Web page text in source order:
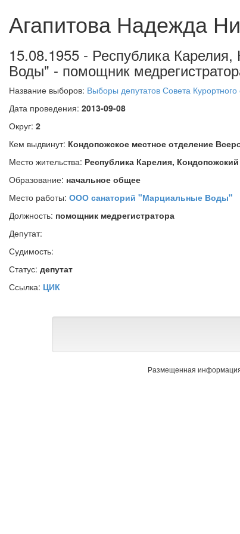
Агапитова Надежда
15.08.1955 - Республика
Воды" - помощник
Название выборов: Выборы депутатов Совета Курортного
Дата проведения: 2013-09-08
Округ: 2
Кем выдвинут: Кондопожское местное отделение
Место жительства: Республика Карелия,
Образование: начальное общее
Место работы: ООО санаторий "Марциальные Воды"
Должность: помощник медрегистратора
Депутат:
Судимость:
Статус: депутат
Ссылка: ЦИК
Размещенная